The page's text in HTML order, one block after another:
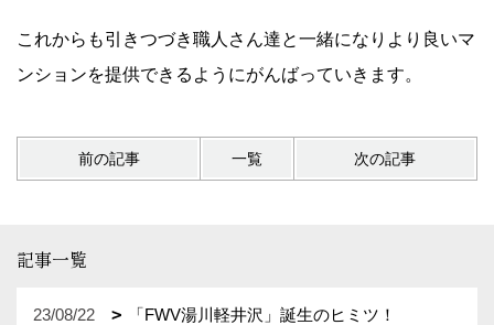
これからも引きつづき職人さん達と一緒になりより良いマ
ンションを提供できるようにがんばっていきます。
前の記事 一覧 次の記事
記事一覧
23/08/22 「FWV湯川軽井沢」誕生のヒミツ！